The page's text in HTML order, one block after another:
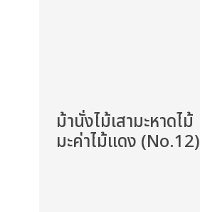
ม้านั่งไม้เสามะหาดไม้
มะค่าไม้แดง (No.12)